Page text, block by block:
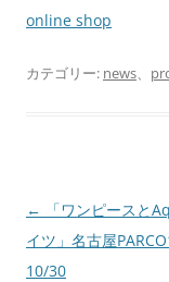
online shop
カテゴリー: news
投
稿
ナ
←
「ワンピースと
イツ」名古屋
10/30